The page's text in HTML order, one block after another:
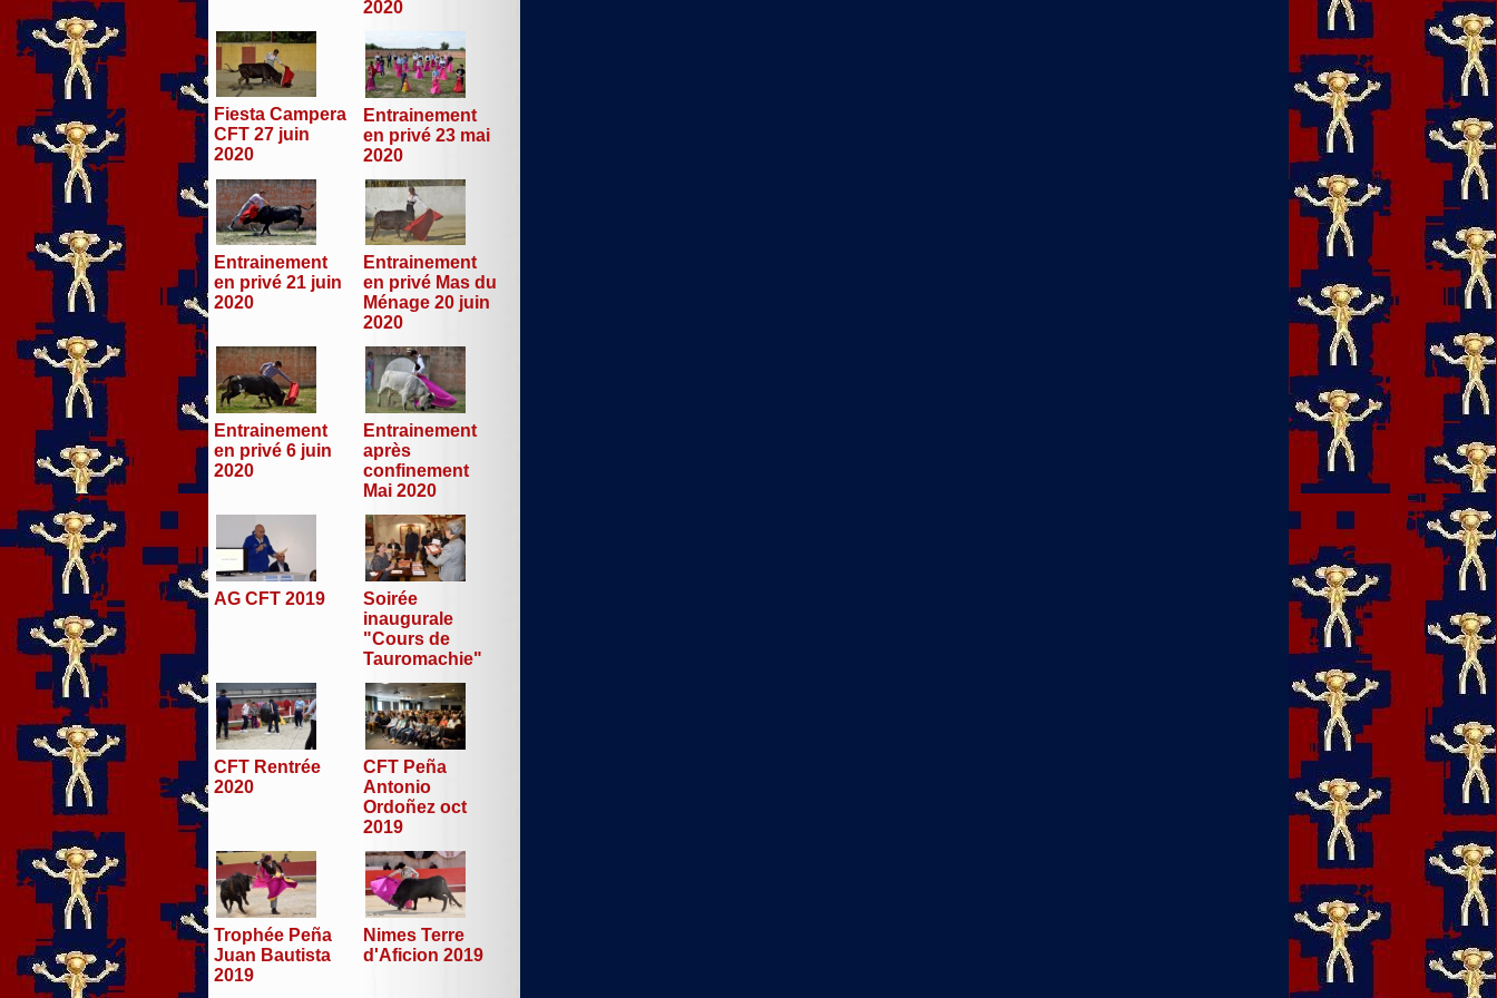
2020
Fiesta Campera
CFT 27 juin
2020
Entrainement
en privé 23 mai
2020
Entrainement
en privé 21 juin
2020
Entrainement
en privé Mas du
Ménage 20 juin
2020
Entrainement
en privé 6 juin
2020
Entrainement
après
confinement
Mai 2020
AG CFT 2019
Soirée
inaugurale
"Cours de
Tauromachie"
CFT Rentrée
2020
CFT Peña
Antonio
Ordoñez oct
2019
Trophée Peña
Juan Bautista
2019
Nimes Terre
d'Aficion 2019